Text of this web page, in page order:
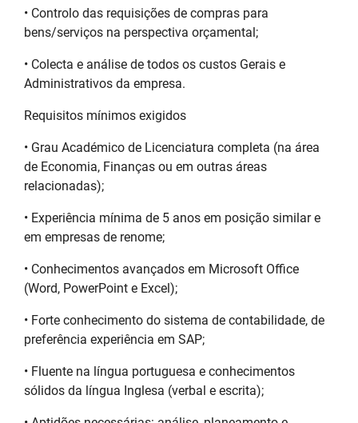
• Controlo das requisições de compras para
bens/serviços na perspectiva orçamental;
• Colecta e análise de todos os custos Gerais e
Administrativos da empresa.
Requisitos mínimos exigidos
• Grau Académico de Licenciatura completa (na área
de Economia, Finanças ou em outras áreas
relacionadas);
• Experiência mínima de 5 anos em posição similar e
em empresas de renome;
• Conhecimentos avançados em Microsoft Office
(Word, PowerPoint e Excel);
• Forte conhecimento do sistema de contabilidade, de
preferência experiência em SAP;
• Fluente na língua portuguesa e conhecimentos
sólidos da língua Inglesa (verbal e escrita);